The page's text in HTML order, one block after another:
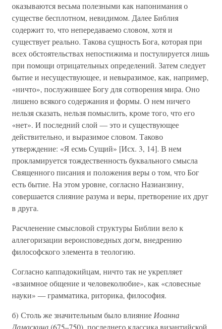
оказываются весьма полезными как напонимания о
существе бесплотном, невидимом. Далее Библия
содержит то, что непередаваемо словом, хотя и
существует реально. Такова сущность Бога, которая при
всех обстоятельствах непостижима и постулируется лишь
при помощи отрицательных определений. Затем следует
бытие и несуществующее, и невыразимое, как, например,
«ничто», послужившее Богу для сотворения мира. Оно
лишено всякого содержания и формы. О нем ничего
нельзя сказать, нельзя помыслить, кроме того, что его
«нет». И последний слой — это и существующее
действительно, и выразимое словом. Таково
утверждение: «Я есмь Сущий» [Исх. 3, 14]. В нем
прокламируется тождественность буквального смысла
Священного писания и положения веры о том, что Бог
есть бытие. На этом уровне, согласно Назианзину,
совершается слияние разума и веры, претворение их друг
в друга.
Расчленение смысловой структуры Библии вело к
аллегоризации вероисповедных догм, внедрению
философского элемента в теологию.
Согласно каппадокийцам, ничто так не укрепляет
«взаимное общение и человеколюбие», как «словесные
науки» — грамматика, риторика, философия.
б) Столь же значительным было влияние Иоанна
Дамаскина(675–750), последнего классика византийской